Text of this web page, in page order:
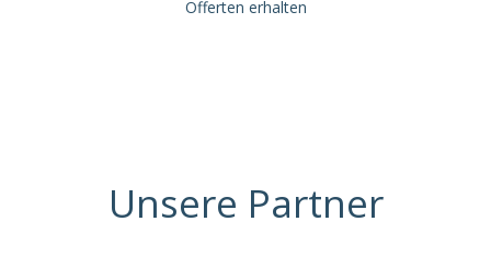
Offerten erhalten
Unsere Partner